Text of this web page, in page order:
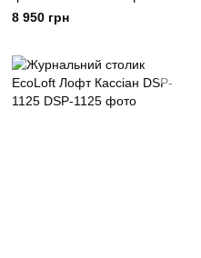
EcoLoft Stone ST-1092
8 950 грн